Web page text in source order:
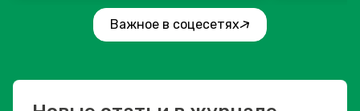
Важное в соцесетях